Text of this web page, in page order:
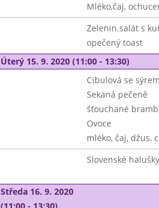
Mléko,čaj,
Zelenin.salát s
opečený toast
Úterý 15. 9. 2020 (11:00 - 13:30)
Cibulová se
Sekaná pečeně
šťouchané
Ovoce
mléko, čaj, džus,
Slovenské
Středa 16. 9. 2020